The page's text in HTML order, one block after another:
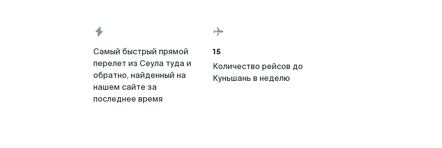
Самый быстрый прямой
перелет из Сеула туда и
обратно, найденный на
нашем сайте за
последнее время
15
Количество рейсов до
Куньшань в неделю